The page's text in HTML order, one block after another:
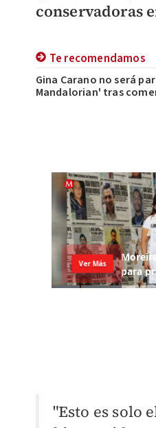
conservadoras
Te recomendamos
Gina Carano no será
Mandalorian' tras
"Esto es solo